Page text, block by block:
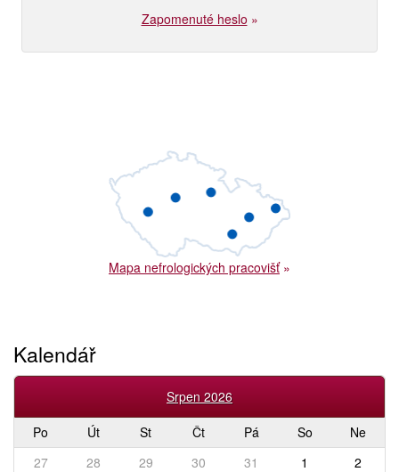
Zapomenuté heslo »
Mapa nefrologických pracovišť»
Kalendář
Srpen 2026
Po
Út St Čt Pá So
Ne
27
28 29 30 31 1
2